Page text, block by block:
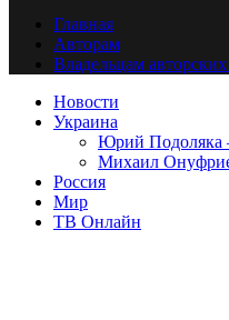
Главная
Авторам
Владельцам
Новости
Украина
Юрий
Михаил
Россия
Мир
ТВ Онлайн